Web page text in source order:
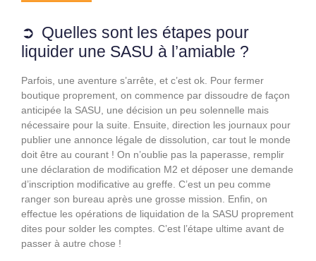
Quelles sont les étapes pour
liquider une SASU à l’amiable ?
Parfois, une aventure s’arrête, et c’est ok. Pour fermer
boutique proprement, on commence par dissoudre de façon
anticipée la SASU, une décision un peu solennelle mais
nécessaire pour la suite. Ensuite, direction les journaux pour
publier une annonce légale de dissolution, car tout le monde
doit être au courant ! On n’oublie pas la paperasse, remplir
une déclaration de modification M2 et déposer une demande
d’inscription modificative au greffe. C’est un peu comme
ranger son bureau après une grosse mission. Enfin, on
effectue les opérations de liquidation de la SASU proprement
dites pour solder les comptes. C’est l’étape ultime avant de
passer à autre chose !